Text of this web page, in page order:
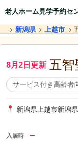
老人ホーム見学予約セ
新潟県 上越市
8月2日更新 五智
サービス付き高齢者
新潟県上越市新潟
入居時 –